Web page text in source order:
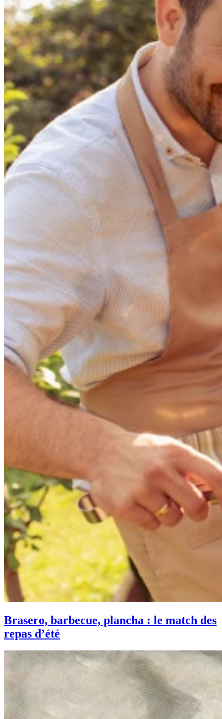
Brasero, barbecue, plancha : le match des
repas d’été